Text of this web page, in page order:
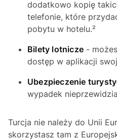
dodatkowo kopię
telefonie, które
pobytu w hotelu.²
Bilety lotnicze -
dostęp w aplikacji
Ubezpieczenie
wypadek
Turcja nie należy do Unii
skorzystasz tam z